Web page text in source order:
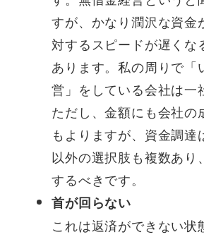
すが、かなり潤沢な資金
対するスピードが遅くな
あります。私の周りで「
営」をしている会社は一
ただし、金額にも会社の
もよりますが、資金調達
以外の選択肢も複数あり
するべきです。
首が回らない
これは返済ができない状